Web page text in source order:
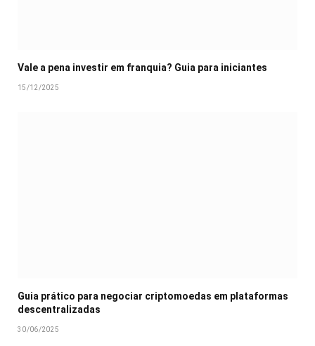
Vale a pena investir em franquia? Guia para iniciantes
15/12/2025
Guia prático para negociar criptomoedas em plataformas
descentralizadas
30/06/2025